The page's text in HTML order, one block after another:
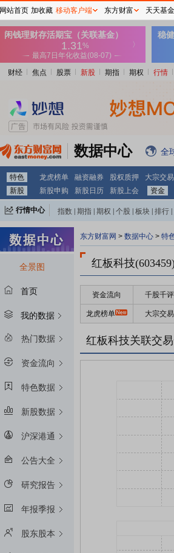
财经 焦点 股票 新股 期指 期权 行情
数据中心 全
特色 龙虎榜单 融资融券 股权质押 大宗交易
新股
新股申购 新股日历 新股上会 资金
行情中心 指数 期指 期权 个股 板块 排行
全景图
首页
我的数据
热门数据
资金流向
特色数据
新股数据
沪深港通
公告大全
研究报告
年报季报
股东股本
东方财富网 > 数据中心 > 特
红板科技
资金流向 千股千评
龙虎榜单 大宗交易
红板科技关联交
网站首页 加收藏 移动客户端 东方财富 天天基